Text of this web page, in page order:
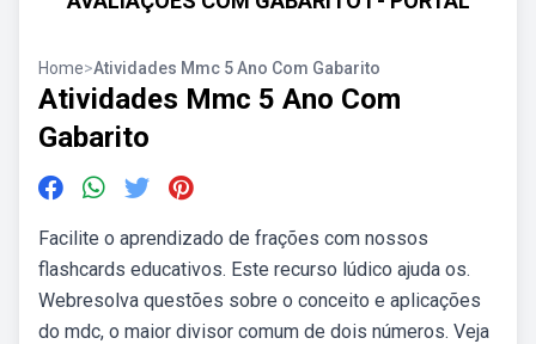
Home>Atividades Mmc 5 Ano Com Gabarito
Atividades Mmc 5 Ano Com
Gabarito
Facilite o aprendizado de frações com nossos
flashcards educativos. Este recurso lúdico ajuda os.
Webresolva questões sobre o conceito e aplicações
do mdc, o maior divisor comum de dois números. Veja